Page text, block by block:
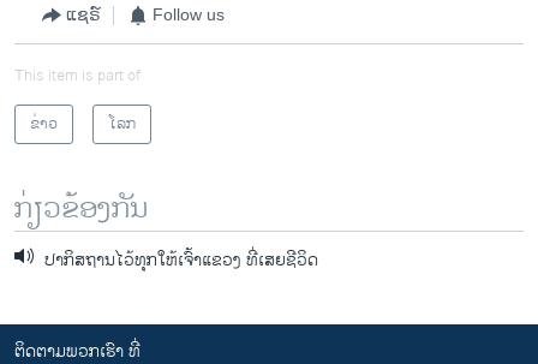
ແຊຣ໌ Follow us
This item is part of
ຂ່າວ
ໂລກ
ກ່ຽວຂ້ອງກັນ
ປາກິສຖານໄວ້ທຸກໃຫ້ເຈົ້າແຂວງ ທີ່ເສຍຊີວິດ
ຕິດຕາມພວກເຮົາ ທີ່